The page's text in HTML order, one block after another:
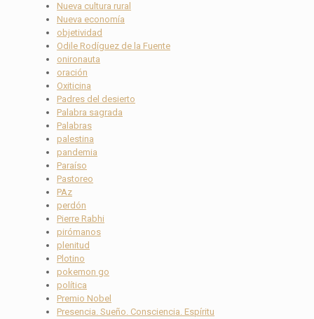
Nueva cultura rural
Nueva economía
objetividad
Odile Rodíguez de la Fuente
onironauta
oración
Oxiticina
Padres del desierto
Palabra sagrada
Palabras
palestina
pandemia
Paraíso
Pastoreo
PAz
perdón
Pierre Rabhi
pirómanos
plenitud
Plotino
pokemon go
política
Premio Nobel
Presencia. Sueño. Consciencia. Espíritu